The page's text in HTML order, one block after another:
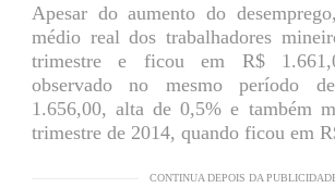
Apesar do aumento do
médio real dos trabalhadores
trimestre e ficou em R$
observado no mesmo período
1.656,00, alta de 0,5% e também
trimestre de 2014, quando ficou em
CONTINUA DEPOIS DA